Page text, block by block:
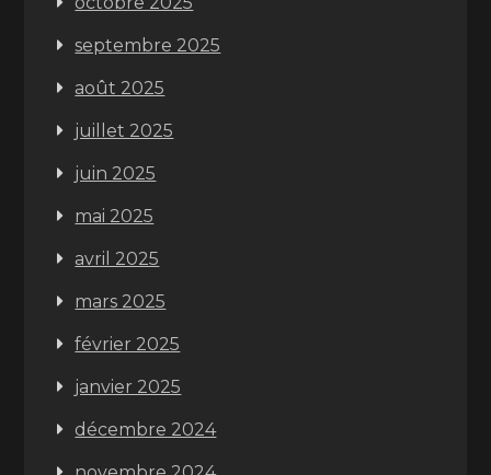
septembre 2025
août 2025
juillet 2025
juin 2025
mai 2025
avril 2025
mars 2025
février 2025
janvier 2025
décembre 2024